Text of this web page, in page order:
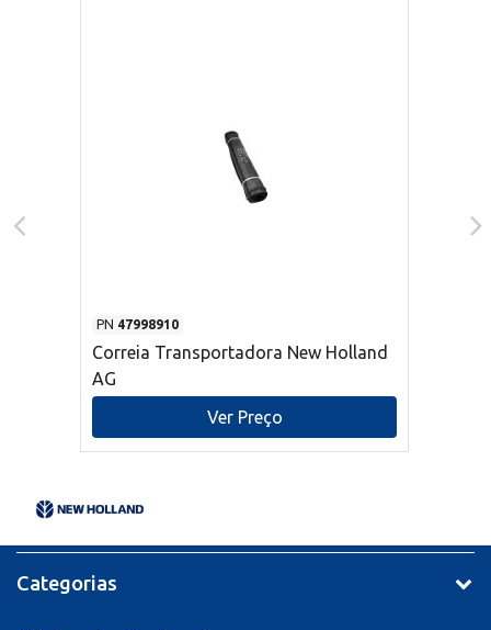
PN 47998910
Correia Transportadora New Holland
AG
Ver Preço
Categorias